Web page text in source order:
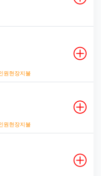
원현장지불
원현장지불